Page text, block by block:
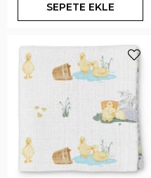
SEPETE EKLE